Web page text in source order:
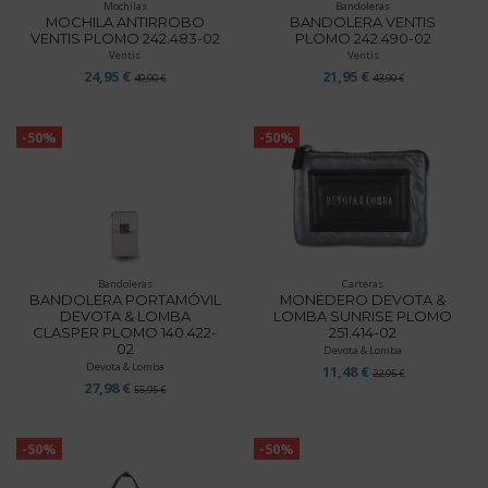
Mochilas
MOCHILA ANTIRROBO
VENTIS PLOMO 242.483-02
Ventis
24,95 €49,90 €
Bandoleras
BANDOLERA VENTIS
PLOMO 242.490-02
Ventis
21,95 € 43,90 €
-50%
Bandoleras
BANDOLERA PORTAMÓVIL
DEVOTA & LOMBA
CLASPER PLOMO 140.422-
02
Devota & Lomba
27,98 €55,95 €
-50%
Carteras
MONEDERO DEVOTA &
LOMBA SUNRISE PLOMO
251.414-02
Devota & Lomba
11,48 € 22,95 €
-50% -50%